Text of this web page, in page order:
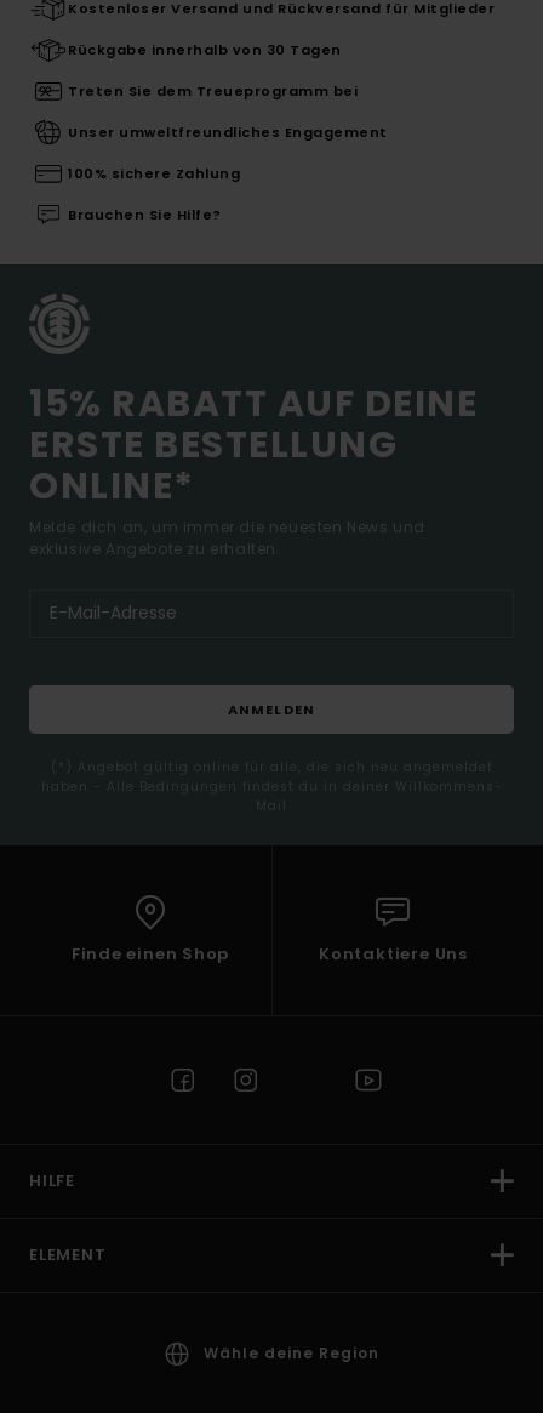
Kostenloser Versand und Rückversand für Mitglieder
Rückgabe innerhalb von 30 Tagen
Treten Sie dem Treueprogramm bei
Unser umweltfreundliches Engagement
100% sichere Zahlung
Brauchen Sie Hilfe?
15% RABATT AUF DEINE
ERSTE BESTELLUNG
ONLINE*
Melde dich an, um immer die neuesten News und
exklusive Angebote zu erhalten.
ANMELDEN
(*) Angebot gültig online für alle, die sich neu angemeldet
haben - Alle Bedingungen findest du in deiner Willkommens-
Mail
Finde einen Shop Kontaktiere Uns
HILFE
ELEMENT
Wähle deine Region